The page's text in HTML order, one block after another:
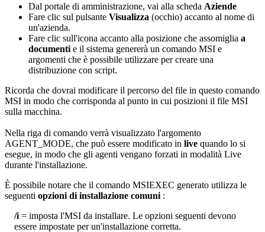
Dal portale di amministrazione, vai alla scheda Aziende
Fare clic sul pulsante Visualizza (occhio) accanto al nome di
un'azienda.
Fare clic sull'icona accanto alla posizione che assomiglia a
documenti e il sistema genererà un comando MSI e
argomenti che è possibile utilizzare per creare una
distribuzione con script.
Ricorda che dovrai modificare il percorso del file in questo comando
MSI in modo che corrisponda al punto in cui posizioni il file MSI
sulla macchina.
Nella riga di comando verrà visualizzato l'argomento
AGENT_MODE, che può essere modificato in live quando lo si
esegue, in modo che gli agenti vengano forzati in modalità Live
durante l'installazione.
È possibile notare che il comando MSIEXEC generato utilizza le
seguenti opzioni di installazione comuni :
/i = imposta l'MSI da installare. Le opzioni seguenti devono
essere impostate per un'installazione corretta.